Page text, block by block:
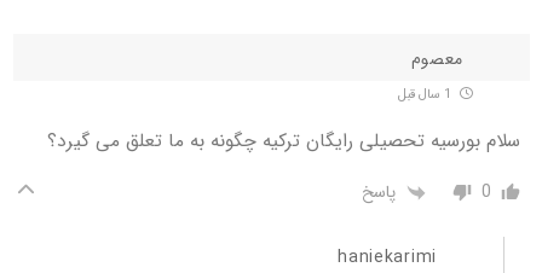
معصوم
سلام بورسیه تحصیلی رایگان ترکیه چگونه به ما تعلق می گیرد؟
0 پاسخ
haniekarimi